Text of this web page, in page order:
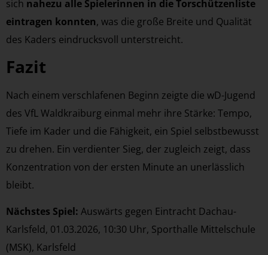
sich nahezu alle Spielerinnen in die Torschützenliste
eintragen konnten, was die große Breite und Qualität
des Kaders eindrucksvoll unterstreicht.
Fazit
Nach einem verschlafenen Beginn zeigte die wD-Jugend
des VfL Waldkraiburg einmal mehr ihre Stärke: Tempo,
Tiefe im Kader und die Fähigkeit, ein Spiel selbstbewusst
zu drehen. Ein verdienter Sieg, der zugleich zeigt, dass
Konzentration von der ersten Minute an unerlässlich
bleibt.
Nächstes Spiel: Auswärts gegen Eintracht Dachau-
Karlsfeld, 01.03.2026, 10:30 Uhr, Sporthalle Mittelschule
(MSK), Karlsfeld